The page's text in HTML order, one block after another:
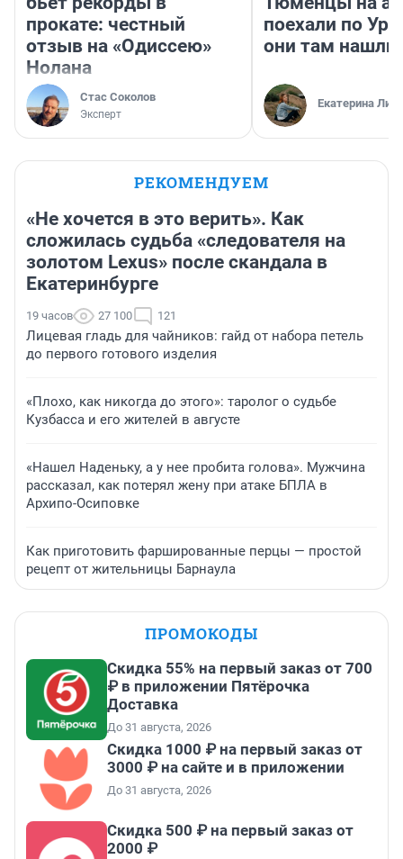
прокате: честный
отзыв на «Одиссею»
Нолана
Стас Соколов
Эксперт
поехали по
они там нашли
Екатерина
РЕКОМЕНДУЕМ
«Не хочется в это верить». Как
сложилась судьба «следователя на
золотом Lexus» после скандала в
Екатеринбурге
19 часов 27 100 121
Лицевая гладь для чайников: гайд от набора петель
до первого готового изделия
«Плохо, как никогда до этого»: таролог о судьбе
Кузбасса и его жителей в августе
«Нашел Наденьку, а у нее пробита голова». Мужчина
рассказал, как потерял жену при атаке БПЛА в
Архипо-Осиповке
Как приготовить фаршированные перцы — простой
рецепт от жительницы Барнаула
ПРОМОКОДЫ
Скидка 55% на первый заказ от 700
₽ в приложении Пятёрочка
Доставка
До 31 августа, 2026
Скидка 1000 ₽ на первый заказ от
3000 ₽ на сайте и в приложении
До 31 августа, 2026
Скидка 500 ₽ на первый заказ от
2000 ₽